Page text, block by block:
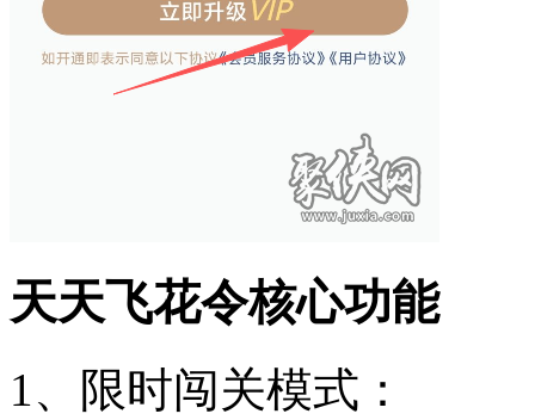
天天飞花令核心功能
1、限时闯关模式：